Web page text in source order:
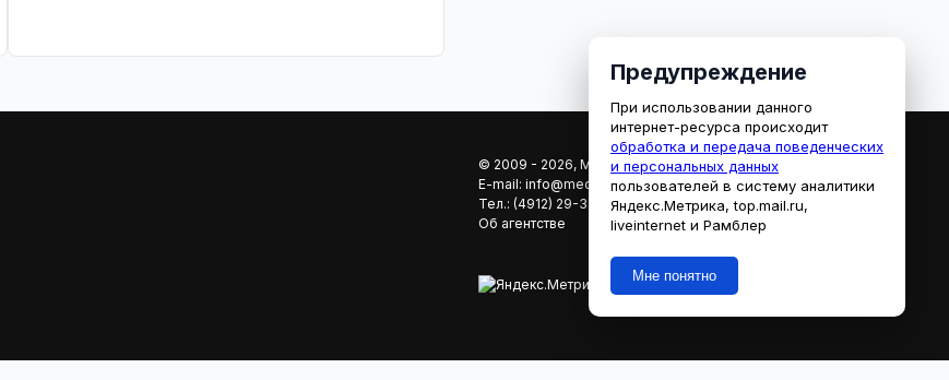
© 2009 - 2026, МЕДИАРЯЗАНЬ
E-mail: info@mediaryazan.ru,reklama@mediaryazan.ru
Тел.: (4912) 29-33-66
Об агентстве
Предупреждение
При использовании данного
интернет-ресурса происходит
обработка и передача поведенческих
и персональных данных
пользователей в систему аналитики
Яндекс.Метрика, top.mail.ru,
liveinternet и Рамблер
Мне понятно